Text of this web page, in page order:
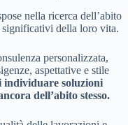
nella ricerca dell’abito
della loro vita.
personalizzata,
aspettative e stile
individuare soluzioni
dell’abito stesso.